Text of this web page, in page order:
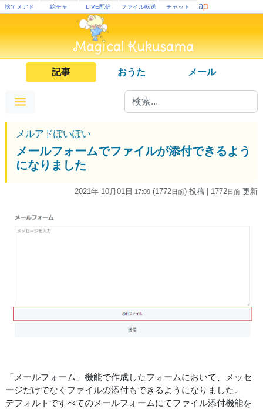
捨てメアド 絵チャ LIVE配信 ファイル転送 チャット
記事 おうた メール
メルアドぽいぽい
メールフォームでファイルが添付できるよう
になりました
2021年 10月01日 17:09 (1772日前) 投稿 | 1772日前 更新
「メールフォーム」機能で作成したフォームにおいて、メッセ
ージだけでなくファイルの添付もできるようになりました。
デフォルトですべてのメールフォームにてファイル添付機能を